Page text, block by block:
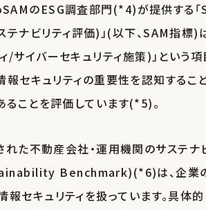
のESG調査部門(*4)が提供する
ビリティ評価)」(以下、SAM指標)は
バーセキュリティ施策)」という項
セキュリティの重要性を認知するこ
ことを評価しています(*5)。
た不動産会社・運用機関のサステナ
Benchmark)(*6)は、企業の
セキュリティを扱っています。具体的